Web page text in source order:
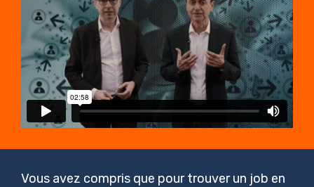
Vous avez compris que pour trouver un job en